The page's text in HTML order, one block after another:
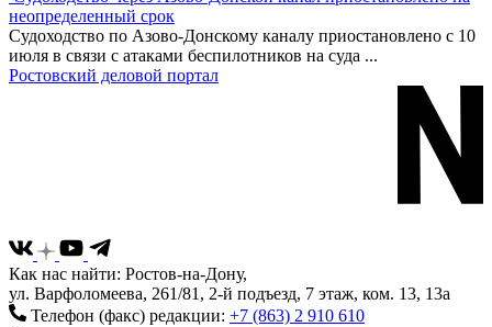
неопределенный срок
Судоходство по Азово-Донскому каналу приостановлено с 10
июля в связи с атаками беспилотников на суда ...
Ростовский деловой портал
Как нас найти: Ростов-на-Дону,
ул. Варфоломеева, 261/81, 2-й подъезд, 7 этаж, ком. 13, 13а
Телефон (факс) редакции: +7 (863) 2 910 610